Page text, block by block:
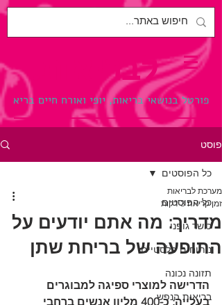
לבריאות.
פורטל בנושאי בריאות, יופי ואורח חיים בריא
פוסט
כל הפוסטים
כושר גופני
ניתוחים פלסטיים
תזונה נכונה
בריאות הנפש
כל הפוסטים
מדריך: מה אתם יודעים על
התופעה של בריחת שתן
מערכת לבריאות
זמן קריאה 3 דקות
הדרישה למוצרי ספיגה למבוגרים
בעלייה: כ-400 מליון אנשים ברחבי